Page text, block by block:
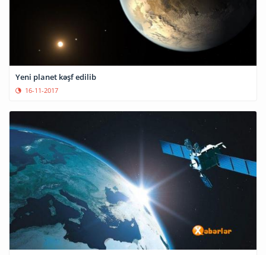
Yeni planet kəşf edilib
16-11-2017